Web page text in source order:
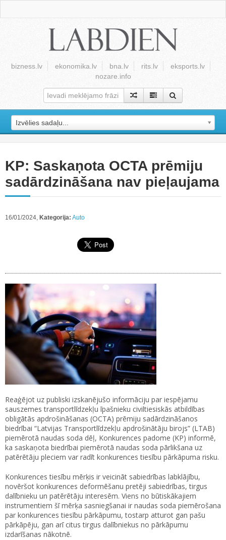
bizness.lv ekonomika.lv bna.lv rits.lv
eksports.lv
nozare.info
Izvēlies sadaļu...
KP: Saskaņota OCTA prēmiju
sadārdzināšana nav pieļaujama
16/01/2024, Kategorija: Auto
Reaģējot uz publiski izskanējušo informāciju par iespējamu
sauszemes transportlīdzekļu īpašnieku civiltiesiskās atbildības
obligātās apdrošināšanas (OCTA) prēmiju sadārdzināšanos
biedrībai “Latvijas Transportlīdzekļu apdrošinātāju birojs” (LTAB)
piemērotā naudas soda dēļ, Konkurences padome (KP) informē,
ka saskaņota biedrībai piemērotā naudas soda pārlikšana uz
patērētāju pleciem var radīt konkurences tiesību pārkāpuma risku.
Konkurences tiesību mērķis ir veicināt sabiedrības labklājību,
novēršot konkurences deformēšanu pretēji sabiedrības, tirgus
dalībnieku un patērētāju interesēm. Viens no būtiskākajiem
instrumentiem šī mērķa sasniegšanai ir naudas soda piemērošana
par konkurences tiesību pārkāpumu, tostarp atturot gan pašu
pārkāpēju, gan arī citus tirgus dalībniekus no pārkāpumu
izdarīšanas nākotnē.